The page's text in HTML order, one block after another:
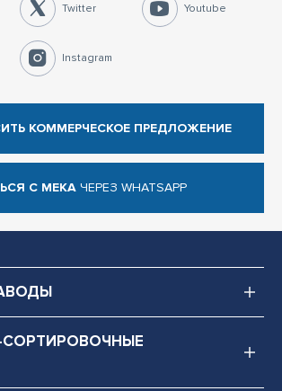
Twitter Youtube
Instagram
КОММЕРЧЕСКОЕ ПРЕДЛОЖЕНИЕ
С MEKA ЧЕРЕЗ WHATSAPP